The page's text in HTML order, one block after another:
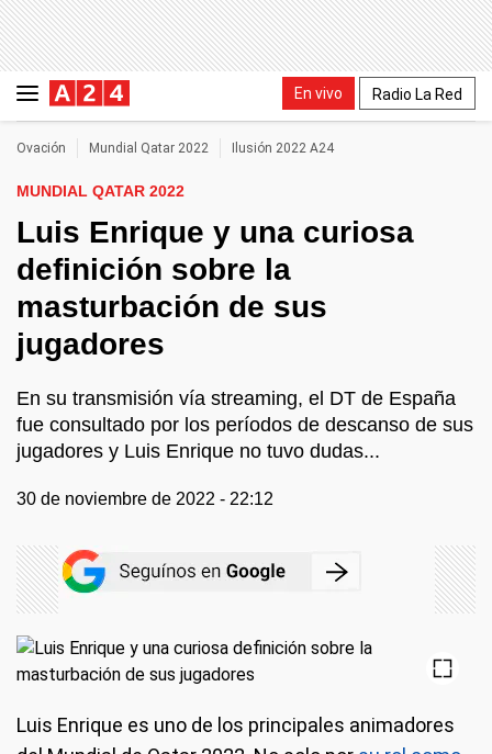
En vivo Radio La Red
Ovación Mundial Qatar 2022 Ilusión 2022 A24
MUNDIAL QATAR 2022
Luis Enrique y una curiosa
definición sobre la
masturbación de sus
jugadores
En su transmisión vía streaming, el DT de España
fue consultado por los períodos de descanso de sus
jugadores y Luis Enrique no tuvo dudas...
30 de noviembre de 2022 - 22:12
Luis Enrique es uno de los principales animadores